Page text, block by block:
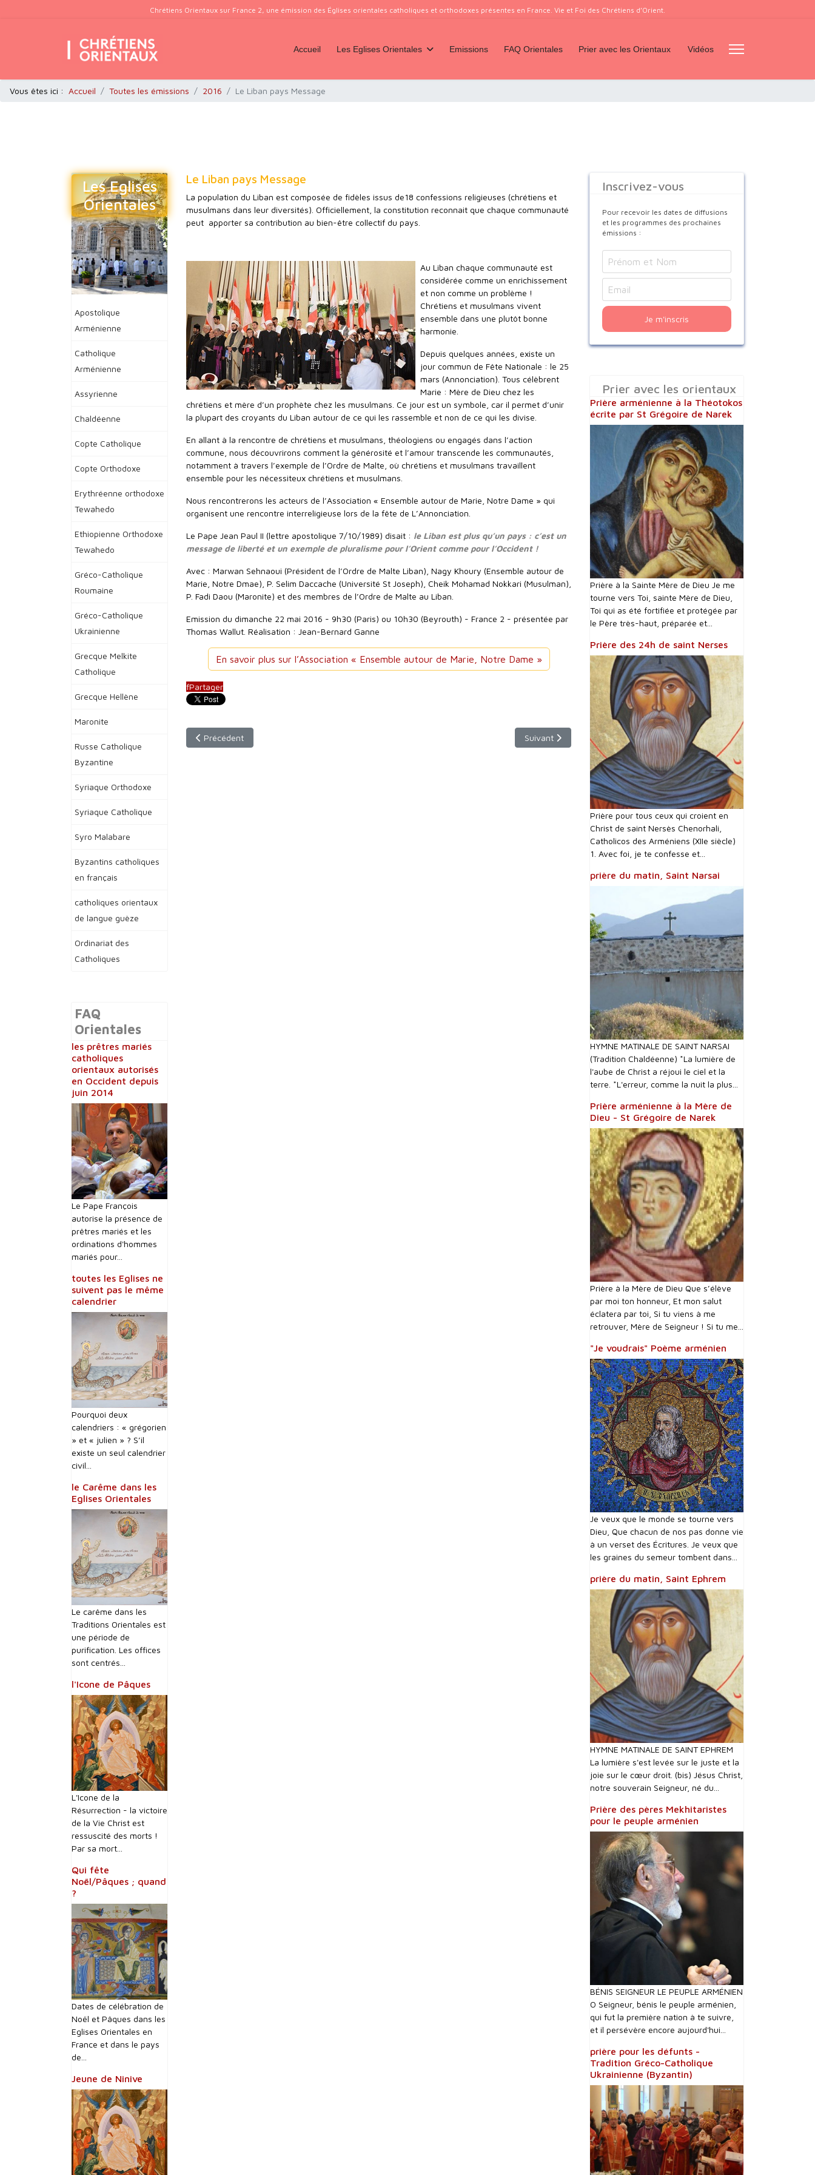
Chrétiens Orientaux sur France 2, une émission des Églises orientales catholiques et orthodoxes présentes en France. Vie et Foi des Chrétiens d’Orient.
Accueil Les Eglises Orientales Emissions FAQ Orientales Prier avec les Orientaux Vidéos
Vous êtes ici : Accueil Toutes les émissions 2016 Le Liban pays Message
Les Eglises
Orientales
Apostolique
Arménienne
Catholique
Arménienne
Assyrienne
Chaldéenne
Copte Catholique
Copte Orthodoxe
Erythréenne orthodoxe
Tewahedo
Ethiopienne Orthodoxe
Tewahedo
Gréco-Catholique
Roumaine
Gréco-Catholique
Ukrainienne
Grecque Melkite
Catholique
Grecque Hellène
Maronite
Russe Catholique
Byzantine
Syriaque Orthodoxe
Syriaque Catholique
Syro Malabare
Byzantins catholiques
en français
catholiques orientaux
de langue guèze
Ordinariat des
Catholiques
FAQ
Orientales
les prêtres mariés
catholiques
orientaux autorisés
en Occident depuis
juin 2014
Le Pape François
autorise la présence de
prêtres mariés et les
ordinations d'hommes
mariés pour...
toutes les Eglises ne
suivent pas le même
calendrier
Pourquoi deux
calendriers : « grégorien
» et « julien » ? S’il
existe un seul calendrier
civil...
le Carême dans les
Eglises Orientales
Le carême dans les
Traditions Orientales est
une période de
purification. Les offices
sont centrés...
l'Icone de Pâques
L'Icone de la
Résurrection - la victoire
de la Vie Christ est
ressuscité des morts !
Par sa mort...
Qui fête
Noël/Pâques ; quand
?
Dates de célébration de
Noël et Pâques dans les
Eglises Orientales en
France et dans le pays
de...
Jeune de Ninive
Le Liban pays Message
La population du Liban est composée de fidèles issus de18 confessions religieuses (chrétiens et
musulmans dans leur diversités). Officiellement, la constitution reconnait que chaque communauté
peut apporter sa contribution au bien-être collectif du pays.
Au Liban chaque communauté est
considérée comme un enrichissement
et non comme un problème !
Chrétiens et musulmans vivent
ensemble dans une plutôt bonne
harmonie.
Depuis quelques années, existe un
jour commun de Fête Nationale : le 25
mars (Annonciation). Tous célèbrent
Marie : Mère de Dieu chez les
chrétiens et mère d’un prophète chez les musulmans. Ce jour est un symbole, car il permet d’unir
la plupart des croyants du Liban autour de ce qui les rassemble et non de ce qui les divise.
En allant à la rencontre de chrétiens et musulmans, théologiens ou engagés dans l’action
commune, nous découvrirons comment la générosité et l’amour transcende les communautés,
notamment à travers l’exemple de l’Ordre de Malte, où chrétiens et musulmans travaillent
ensemble pour les nécessiteux chrétiens et musulmans.
Nous rencontrerons les acteurs de l’Association « Ensemble autour de Marie, Notre Dame » qui
organisent une rencontre interreligieuse lors de la fête de L’Annonciation.
Le Pape Jean Paul II (lettre apostolique 7/10/1989) disait : le Liban est plus qu’un pays : c’est un
message de liberté et un exemple de pluralisme pour l’Orient comme pour l’Occident !
Avec : Marwan Sehnaoui (Président de l’Ordre de Malte Liban), Nagy Khoury (Ensemble autour de
Marie, Notre Dmae), P. Selim Daccache (Université St Joseph), Cheik Mohamad Nokkari (Musulman),
P. Fadi Daou (Maronite) et des membres de l’Ordre de Malte au Liban.
Emission du dimanche 22 mai 2016 - 9h30 (Paris) ou 10h30 (Beyrouth) - France 2 - présentée par
Thomas Wallut. Réalisation : Jean-Bernard Ganne
En savoir plus sur l’Association « Ensemble autour de Marie, Notre Dame »
fPartager
Article précédent : Actualités orientales : bénédiction de la Chapelle du Liban à Lisieux, 160 ans de l’Œuvre d’Orient...
Précédent Article suivant : St Jean Apôtre à Arnouville (95) : une nouvelle église
Suivant
Inscrivez-vous
Pour recevoir les dates de diffusions
et les programmes des prochaines
émissions :
Je m'inscris
Prier avec les orientaux
Prière arménienne à la Théotokos
écrite par St Grégoire de Narek
Prière à la Sainte Mère de Dieu Je me
tourne vers Toi, sainte Mère de Dieu,
Toi qui as été fortifiée et protégée par
le Père très-haut, préparée et...
Prière des 24h de saint Nerses
Prière pour tous ceux qui croient en
Christ de saint Nersès Chenorhali,
Catholicos des Arméniens (XIIe siècle)
1. Avec foi, je te confesse et...
prière du matin, Saint Narsai
HYMNE MATINALE DE SAINT NARSAI
(Tradition Chaldéenne) *La lumière de
l'aube de Christ a réjoui le ciel et la
terre. *L'erreur, comme la nuit la plus...
Prière arménienne à la Mère de
Dieu - St Grégoire de Narek
Prière à la Mère de Dieu Que s’élève
par moi ton honneur, Et mon salut
éclatera par toi, Si tu viens à me
retrouver, Mère de Seigneur ! Si tu me...
"Je voudrais" Poème arménien
Je veux que le monde se tourne vers
Dieu, Que chacun de nos pas donne vie
à un verset des Écritures. Je veux que
les graines du semeur tombent dans...
prière du matin, Saint Ephrem
HYMNE MATINALE DE SAINT EPHREM
La lumière s'est levée sur le juste et la
joie sur le cœur droit. (bis) Jésus Christ,
notre souverain Seigneur, né du...
Prière des pères Mekhitaristes
pour le peuple arménien
BÉNIS SEIGNEUR LE PEUPLE ARMÉNIEN
O Seigneur, bénis le peuple arménien,
qui fut la première nation à te suivre,
et il persévère encore aujourd'hui...
prière pour les défunts -
Tradition Gréco-Catholique
Ukrainienne (Byzantin)